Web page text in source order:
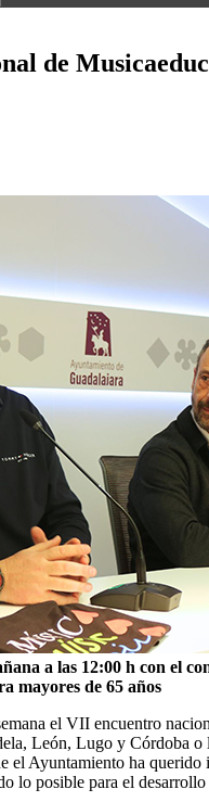
de
a las 12:00 h con el
mayores de 65 años
el VII encuentro
León, Lugo y Córdoba
el Ayuntamiento ha
lo posible para el